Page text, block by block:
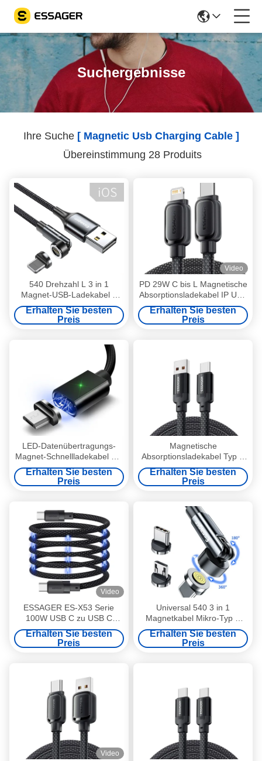
Suchergebnisse
Ihre Suche [ Magnetic Usb Charging Cable ]
Übereinstimmung 28 Produits
540 Drehzahl L 3 in 1
Magnet-USB-Ladekabel 8
Pins Schnellladung zur
Datenübertragung
Erhalten Sie besten
Preis
Video
PD 29W C bis L Magnetische
Absorptionsladekabel IP USB
Kabel ES-X56-Serie
Erhalten Sie besten
Preis
LED-Datenübertragungs-
Magnet-Schnellladekabel 1M
2M 3M 3 in 1 für alle Mikro-
Schnittstellen-Geräte
Erhalten Sie besten
Preis
Magnetische
Absorptionsladekabel Typ C
USB C zu USB Kabel 100 W
ES-X55 Serie
Erhalten Sie besten
Preis
Video
ESSAGER ES-X53 Serie
100W USB C zu USB C
Magnetladekabel
Erhalten Sie besten
Preis
Universal 540 3 in 1
Magnetkabel Mikro-Typ C
Magnetkabel 3A
Erhalten Sie besten
Preis
Video